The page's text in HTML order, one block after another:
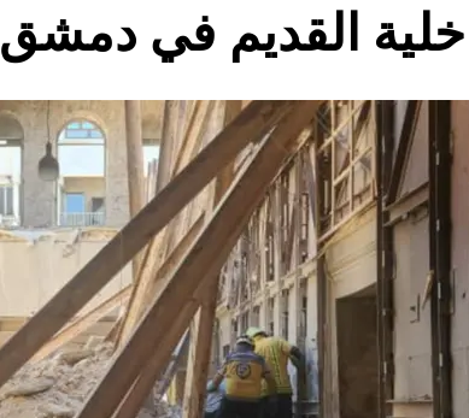
القديم في دمشق